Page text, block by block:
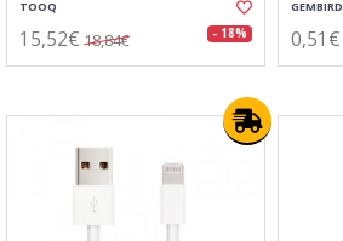
TOOQ
15,52€ 18,84€ - 18%
GEMBIRD
0,51€